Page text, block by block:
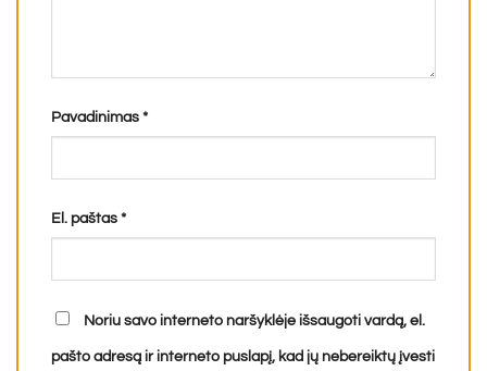
Pavadinimas *
El. paštas *
Noriu savo interneto naršyklėje išsaugoti vardą, el.
pašto adresą ir interneto puslapį, kad jų nebereiktų įvesti